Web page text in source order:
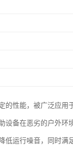
的性能，被广泛应
设备在恶劣的户外
低运行噪音，同时满